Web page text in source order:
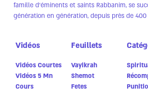
famille d'éminents et saints Rabbanim, se
génération en génération, depuis près de 400
Vidéos
Vidéos Courtes
Vidéos 5 Mn
Cours
Feuillets
Vayikrah
Shemot
Fetes